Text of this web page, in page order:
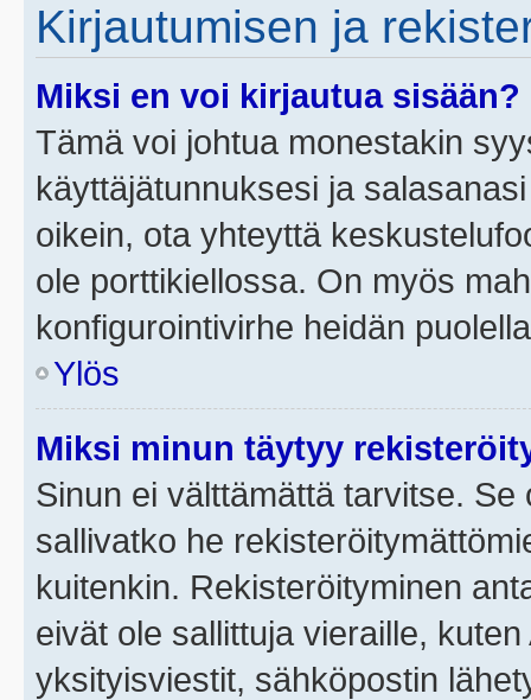
Kirjautumisen ja
Miksi en voi kirjautua sisään?
Tämä voi johtua monestakin
käyttäjätunnuksesi ja
oikein, ota yhteyttä
ole porttikiellossa. On myös
konfigurointivirhe heidän
Ylös
Miksi minun täytyy
Sinun ei välttämättä tarvitse.
sallivatko he
kuitenkin. Rekisteröityminen
eivät ole sallittuja vieraille,
yksityisviestit, sähköpostin